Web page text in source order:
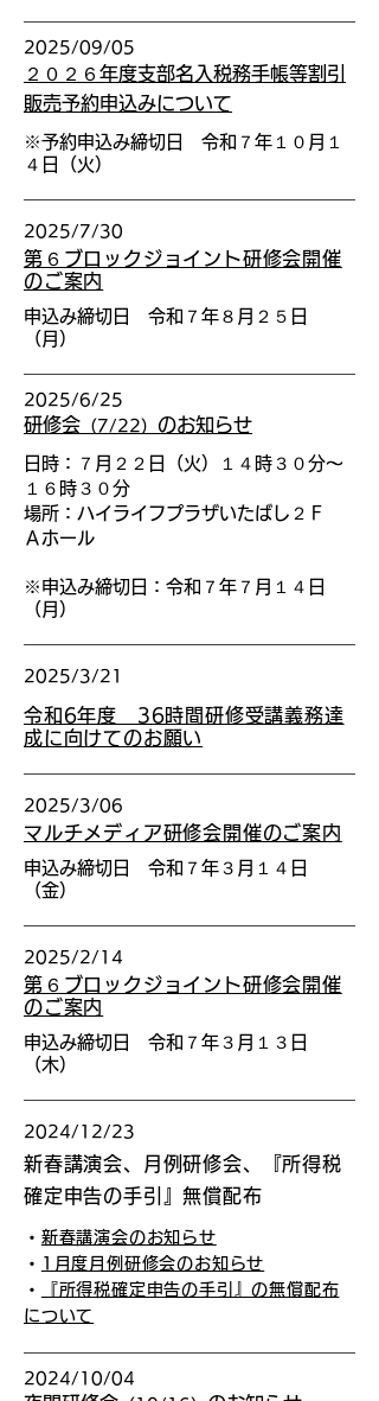
2025/09/05
２０２６年度支部名入税務手帳等割引
販売予約申込みについて
※予約申込み締切日 令和７年１０月１
４日（火）
2025/7/30
第６ブロックジョイント研修会開催
のご案内
申込み締切日 令和７年８月２５日
（月）
2025/6/25
研修会 （7/22） のお知らせ
日時：７月２２日（火）１４時３０分〜
１６時３０分
場所： ハイライフプラザいたばし２Ｆ
Ａホール
※ 申込み締切日：令和７年７月１４日
（月）
2025/3/21
令和6年度 36時間研修受講義務達
成に向けてのお願い
2025/3/06
マルチメディア研修会開催のご案内
申込み締切日 令和７年３月１４日
（金）
2025/2/14
第６ブロックジョイント研修会開催
のご案内
申込み締切日 令和７年３月１３日
（木）
2024/12/23
新春講演会、月例研修会、『所得税
確定申告の手引』無償配布
・ 新春講演会のお知らせ
・ 1月度月例研修会のお知らせ
・
『所得税確定申告の手引』の無償配布
について
2024/10/04